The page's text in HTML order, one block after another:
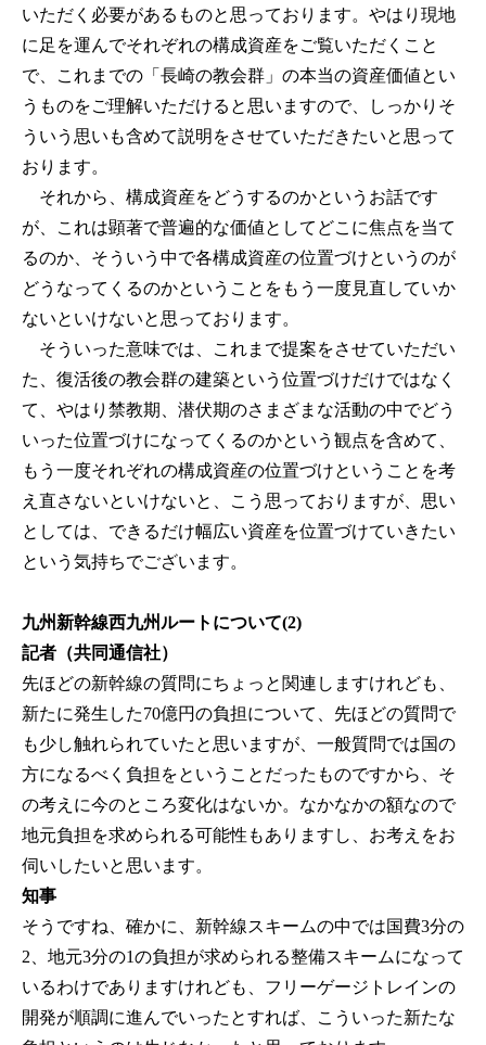
いただく必要があるものと思っております。やはり現地
に足を運んでそれぞれの構成資産をご覧いただくこと
で、これまでの「長崎の教会群」の本当の資産価値とい
うものをご理解いただけると思いますので、しっかりそ
ういう思いも含めて説明をさせていただきたいと思って
おります。
それから、構成資産をどうするのかというお話です
が、これは顕著で普遍的な価値としてどこに焦点を当て
るのか、そういう中で各構成資産の位置づけというのが
どうなってくるのかということをもう一度見直していか
ないといけないと思っております。
そういった意味では、これまで提案をさせていただい
た、復活後の教会群の建築という位置づけだけではなく
て、やはり禁教期、潜伏期のさまざまな活動の中でどう
いった位置づけになってくるのかという観点を含めて、
もう一度それぞれの構成資産の位置づけということを考
え直さないといけないと、こう思っておりますが、思い
としては、できるだけ幅広い資産を位置づけていきたい
という気持ちでございます。
九州新幹線西九州ルートについて(2)
記者（共同通信社）
先ほどの新幹線の質問にちょっと関連しますけれども、
新たに発生した70億円の負担について、先ほどの質問で
も少し触れられていたと思いますが、一般質問では国の
方になるべく負担をということだったものですから、そ
の考えに今のところ変化はないか。なかなかの額なので
地元負担を求められる可能性もありますし、お考えをお
伺いしたいと思います。
知事
そうですね、確かに、新幹線スキームの中では国費3分の
2、地元3分の1の負担が求められる整備スキームになって
いるわけでありますけれども、フリーゲージトレインの
開発が順調に進んでいったとすれば、こういった新たな